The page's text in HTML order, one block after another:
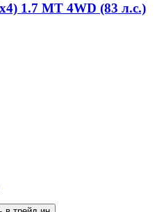
1.7 MT 4WD (83 л.с.)